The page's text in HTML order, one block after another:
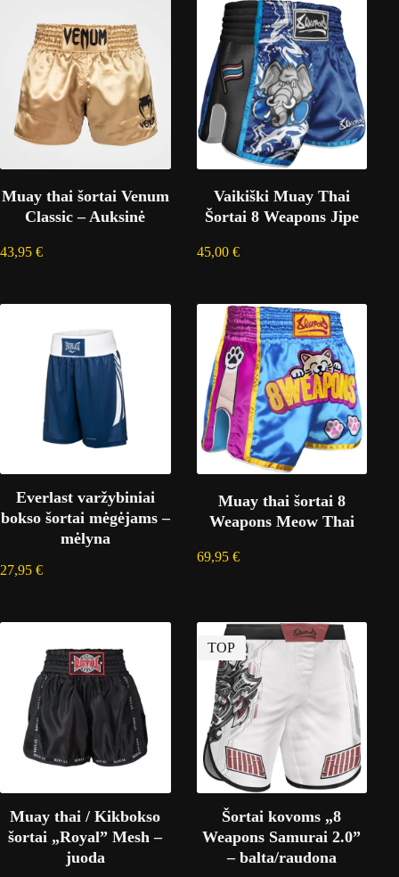
Muay thai šortai Venum
Classic – Auksinė
43,95 €
Vaikiški Muay Thai
Šortai 8 Weapons Jipe
45,00 €
Everlast varžybiniai
bokso šortai mėgėjams –
mėlyna
27,95 €
Muay thai šortai 8
Weapons Meow Thai
69,95 €
Muay thai / Kikbokso
šortai „Royal” Mesh –
juoda
TOP
Šortai kovoms „8
Weapons Samurai 2.0”
– balta/raudona